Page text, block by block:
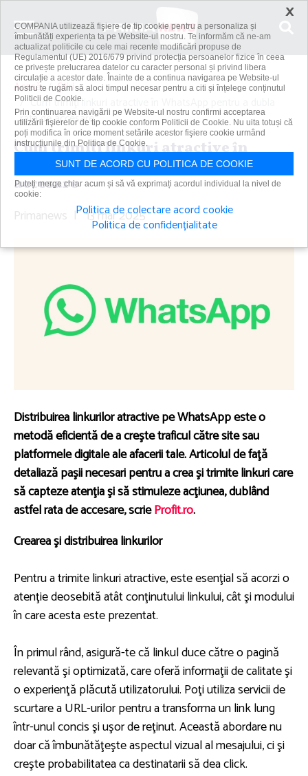
Acasă
Știri
Cum trimiţi linkuri atractive în WhatsApp pentru a dubla
rata de accesare
Cum trimiţi linkuri atractive în
WhatsApp pentru a dubla rata de
accesare
Primanews | 13 mar 2025
Distribuirea linkurilor atractive pe WhatsApp este o
metodă eficientă de a creşte traficul către site sau
platformele digitale ale afacerii tale. Articolul de faţă
detaliază paşii necesari pentru a crea şi trimite linkuri care
să capteze atenţia şi să stimuleze acţiunea, dublând
astfel rata de accesare, scrieProfit.ro.
Crearea şi distribuirea linkurilor
Pentru a trimite linkuri atractive, este esenţial să acorzi o
atenţie deosebită atât conţinutului linkului, cât şi modului
în care acesta este prezentat.
În primul rând, asigură-te că linkul duce către o pagină
relevantă şi optimizată, care oferă informaţii de calitate şi
o experienţă plăcută utilizatorului. Poţi utiliza servicii de
scurtare a URL-urilor pentru a transforma un link lung
într-unul concis şi uşor de reţinut. Această abordare nu
doar că îmbunătăţeşte aspectul vizual al mesajului, ci şi
creşte probabilitatea ca destinatarii să dea click.
×
COMPANIA utilizează fişiere de tip cookie pentru a personaliza și
îmbunătăți experiența ta pe Website-ul nostru. Te informăm că ne-am
actualizat politicile cu cele mai recente modificări propuse de
Regulamentul (UE) 2016/679 privind protecția persoanelor fizice în ceea
ce privește prelucrarea datelor cu caracter personal și privind libera
circulație a acestor date. Înainte de a continua navigarea pe Website-ul
nostru te rugăm să aloci timpul necesar pentru a citi și înțelege conținutul
Politicii de Cookie.
Prin continuarea navigării pe Website-ul nostru confirmi acceptarea
utilizării fişierelor de tip cookie conform Politicii de Cookie. Nu uita totuși că
poți modifica în orice moment setările acestor fişiere cookie urmând
instrucțiunile din Politica de Cookie.
SUNT DE ACORD CU POLITICA DE COOKIE
Puteți merge chiar acum și să vă exprimați acordul individual la nivel de
cookie:
Politica de colectare acord cookie
Politica de confidențialitate